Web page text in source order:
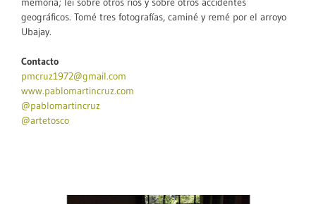
geográficos. Tomé tres fotografías, caminé y remé por el arroyo
Ubajay.
Contacto
pmcruz1972@gmail.com
www.pablomartincruz.com
@pablomartincruz
@artetosco